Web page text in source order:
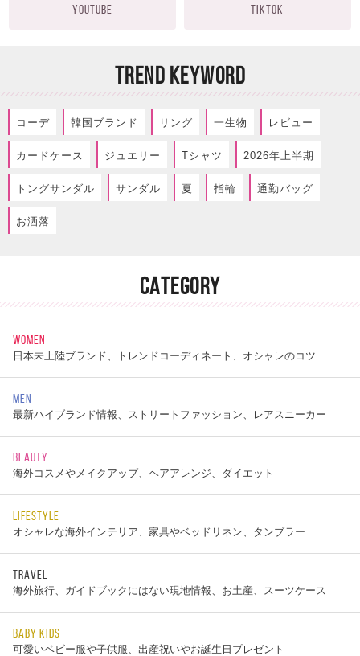
YOUTUBE TIKTOK
TREND KEYWORD
コーデ 韓国ブランド リング 一生物 レビュー
カードケース ジュエリー Tシャツ 2026年上半期
トングサンダル サンダル 夏 指輪 通勤バッグ
お洒落
CATEGORY
WOMEN
日本未上陸ブランド、トレンドコーディネート、オシャレのコツ
MEN
最新ハイブランド情報、ストリートファッション、レアスニーカー
BEAUTY
海外コスメやメイクアップ、ヘアアレンジ、ダイエット
LIFESTYLE
オシャレな海外インテリア、家具やベッドリネン、タンブラー
TRAVEL
海外旅行、ガイドブックにはない現地情報、お土産、スーツケース
BABY KIDS
可愛いベビー服や子供服、出産祝いやお誕生日プレゼント